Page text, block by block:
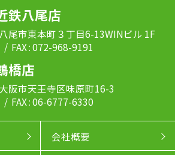
鉄八尾店
尾市東本町３丁目6-13WINビル 1F
/ FAX : 072-968-9191
橋店
阪市天王寺区味原町16-3
/ FAX : 06-6777-6330
会社概要